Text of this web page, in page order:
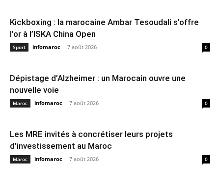
Kickboxing : la marocaine Ambar Tesoudali s’offre
l’or à l’ISKA China Open
Sport infomaroc - 7 août 2026 0
Dépistage d’Alzheimer : un Marocain ouvre une
nouvelle voie
Maroc infomaroc - 7 août 2026 0
Les MRE invités à concrétiser leurs projets
d’investissement au Maroc
Maroc infomaroc - 7 août 2026 0